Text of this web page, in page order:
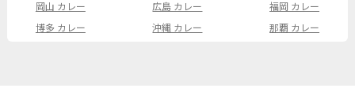
岡山 カレー
広島 カレー
福岡 カレー
博多 カレー
沖縄 カレー 那覇 カレー